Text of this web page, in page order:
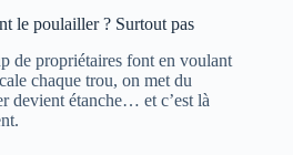
le poulailler ? Surtout pas
de propriétaires font en voulant
chaque trou, on met du
devient étanche… et c’est là